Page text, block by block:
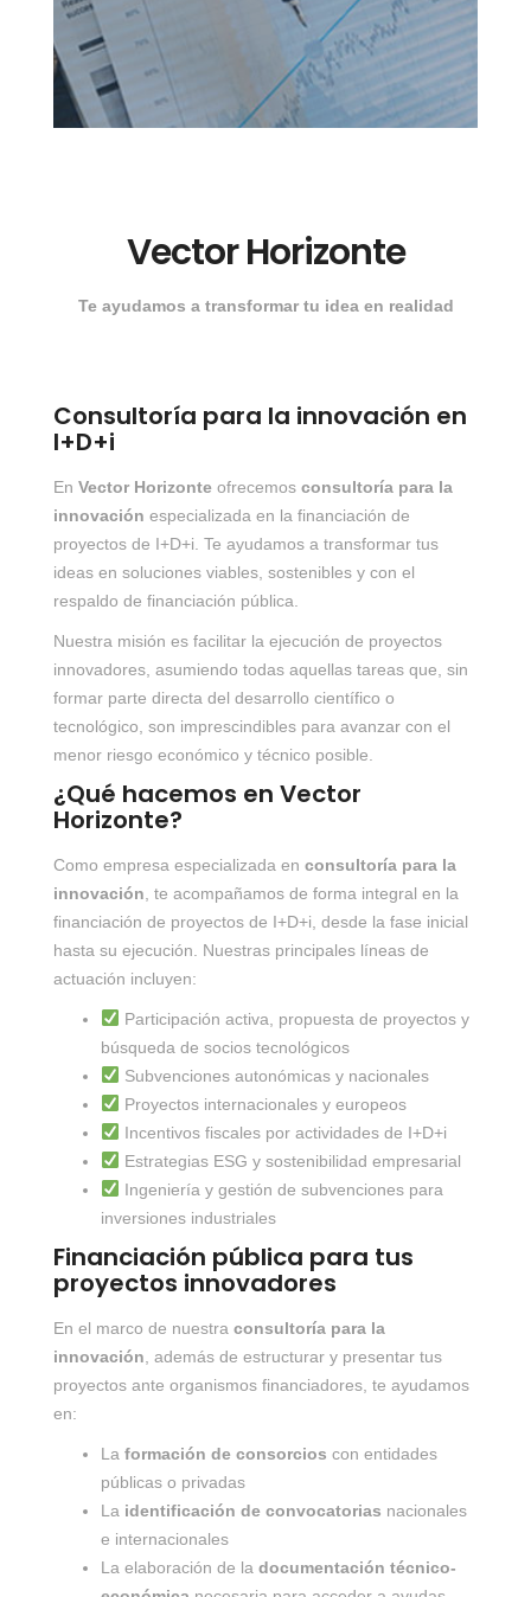
Vector Horizonte
Te ayudamos a transformar tu idea en realidad
Consultoría para la innovación en
I+D+i
En Vector Horizonteofrecemos consultoría para la
innovación especializada en la financiación de
proyectos de I+D+i. Te ayudamos a transformar tus
ideas en soluciones viables, sostenibles y con el
respaldo de financiación pública.
Nuestra misión es facilitar la ejecución de proyectos
innovadores, asumiendo todas aquellas tareas que, sin
formar parte directa del desarrollo científico o
tecnológico, son imprescindibles para avanzar con el
menor riesgo económico y técnico posible.
¿Qué hacemos en Vector
Horizonte?
Como empresa especializada en consultoría para la
innovación , te acompañamos de forma integral en la
financiación de proyectos de I+D+i, desde la fase inicial
hasta su ejecución. Nuestras principales líneas de
actuación incluyen:
Participación activa, propuesta de proyectos y
búsqueda de socios tecnológicos
Subvenciones autonómicas y nacionales
Proyectos internacionales y europeos
Incentivos fiscales por actividades de I+D+i
Estrategias ESG y sostenibilidad empresarial
Ingeniería y gestión de subvenciones para
inversiones industriales
Financiación pública para tus
proyectos innovadores
En el marco de nuestra consultoría para la
innovación , además de estructurar y presentar tus
proyectos ante organismos financiadores, te ayudamos
en:
La formación de consorcios con entidades
públicas o privadas
La identificación de convocatorias nacionales
e internacionales
La elaboración de la documentación técnico-